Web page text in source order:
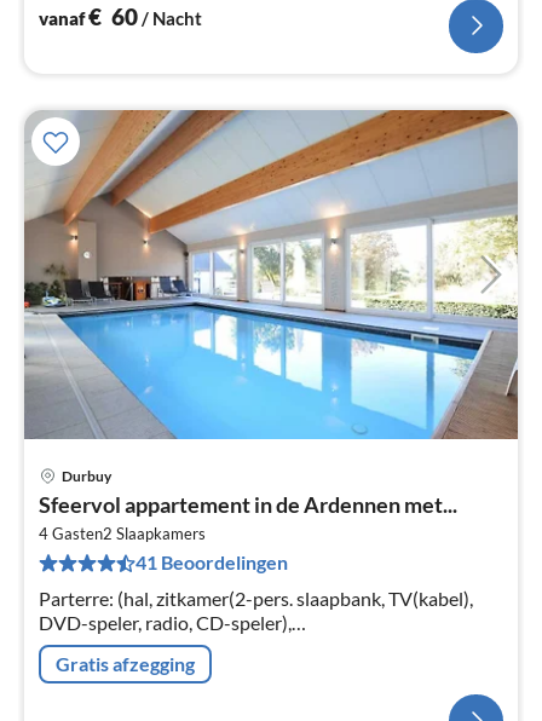
vanaf€ 60/ Nacht
Durbuy
Sfeervol appartement in de Ardennen met...
4 Gasten2 Slaapkamers
41 Beoordelingen
Parterre: (hal, zitkamer(2-pers. slaapbank, TV(kabel),
DVD-speler, radio, CD-speler),
badkamer(massagedouche, wastafel, toilet))
Gratis afzegging